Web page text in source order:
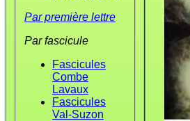
Par première lettre
Par fascicule
Fascicules
Combe
Lavaux
Fascicules
Val-Suzon